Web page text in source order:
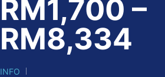
RM1,700 –
RM8,334
INFO